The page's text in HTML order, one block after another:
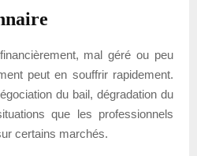
mal géré ou peu
peut en souffrir rapidement.
du bail, dégradation du
que les professionnels
certains marchés.